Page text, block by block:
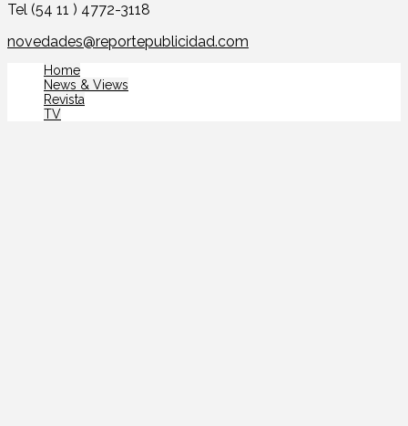
Tel (54 11 ) 4772-3118
novedades@reportepublicidad.com
Home
News & Views
Revista
TV